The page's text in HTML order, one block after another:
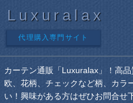
Luxuralax
代理購入専門サイト
カーテン通販「Luxuralax」！高
欧、花柄、チェックなど柄、カラ
い！興味がある方はぜひお問合せ